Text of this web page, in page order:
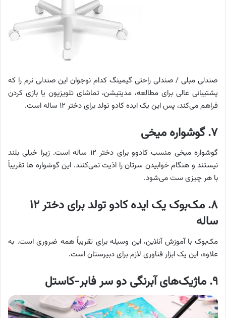
صندلی مبلی / صندلی راحتی گیمینگ کدام نوجوان این صندلی نرم را که
پشتیبانی عالی برای مطالعه، مدیتیشن، تماشای تلویزیون یا بازی کردن
فراهم می‌کند، پس این یک ایده کادو تولد برای دختر ۱۲ ساله است.
۷. گوشواره میخی
گوشواره میخی منسب کادوو برای دختر ۱۲ ساله است. زیرا خیلی بلند
نیستند و هنگام خوابیدن سرتان را اذیت نمی‌کنند. این گوشواره ها تقریباً
با هر چیزی ست می‌شود.
۸. مک‌بوک یک ایده کادو تولد برای دختر ۱۲
ساله
مک‌بوک با آموزش آنلاین، این وسیله برای تقریباً همه ضروری است. به
علاوه، این یک ابزار فناوری لازم برای دبیرستان است.
۹. ماژیک‌های آبرنگی دو سر فابر-کاستل